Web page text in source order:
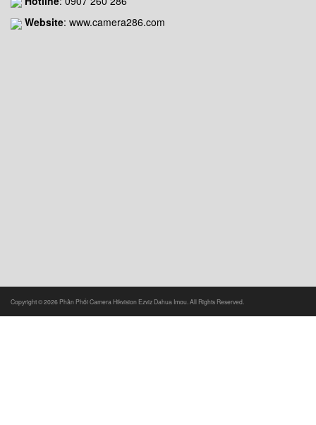
Website: www.camera286.com
Copyright © 2026 Phân Phối Camera Hikvision Ezviz Dahua Imou. All Rights Reserved.